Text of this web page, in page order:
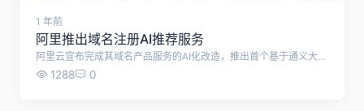
1 年前
阿里推出域名注册AI推荐服务
阿里云宣布完成其域名产品服务的AI化改造，推出首个基于通义大模型的域名AI应用，并上线了包括“.ai”在内的40多个全新热门域名后缀。
1288 0